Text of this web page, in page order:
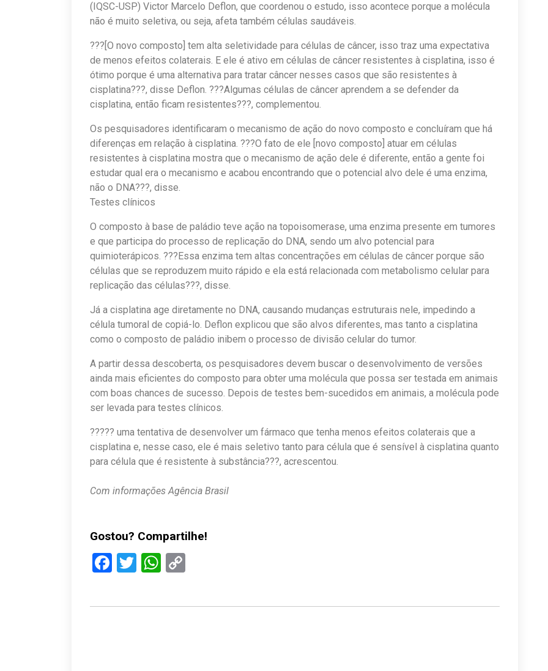
(IQSC-USP) Victor Marcelo Deflon, que coordenou o estudo, isso acontece porque a molécula
não é muito seletiva, ou seja, afeta também células saudáveis.
???[O novo composto] tem alta seletividade para células de câncer, isso traz uma expectativa
de menos efeitos colaterais. E ele é ativo em células de câncer resistentes à cisplatina, isso é
ótimo porque é uma alternativa para tratar câncer nesses casos que são resistentes à
cisplatina???, disse Deflon. ???Algumas células de câncer aprendem a se defender da
cisplatina, então ficam resistentes???, complementou.
Os pesquisadores identificaram o mecanismo de ação do novo composto e concluíram que há
diferenças em relação à cisplatina. ???O fato de ele [novo composto] atuar em células
resistentes à cisplatina mostra que o mecanismo de ação dele é diferente, então a gente foi
estudar qual era o mecanismo e acabou encontrando que o potencial alvo dele é uma enzima,
não o DNA???, disse.
Testes clínicos
O composto à base de paládio teve ação na topoisomerase, uma enzima presente em tumores
e que participa do processo de replicação do DNA, sendo um alvo potencial para
quimioterápicos. ???Essa enzima tem altas concentrações em células de câncer porque são
células que se reproduzem muito rápido e ela está relacionada com metabolismo celular para
replicação das células???, disse.
Já a cisplatina age diretamente no DNA, causando mudanças estruturais nele, impedindo a
célula tumoral de copiá-lo. Deflon explicou que são alvos diferentes, mas tanto a cisplatina
como o composto de paládio inibem o processo de divisão celular do tumor.
A partir dessa descoberta, os pesquisadores devem buscar o desenvolvimento de versões
ainda mais eficientes do composto para obter uma molécula que possa ser testada em animais
com boas chances de sucesso. Depois de testes bem-sucedidos em animais, a molécula pode
ser levada para testes clínicos.
????? uma tentativa de desenvolver um fármaco que tenha menos efeitos colaterais que a
cisplatina e, nesse caso, ele é mais seletivo tanto para célula que é sensível à cisplatina quanto
para célula que é resistente à substância???, acrescentou.
Com informações Agência Brasil
Gostou? Compartilhe!
Facebook
TwitterWhatsApp